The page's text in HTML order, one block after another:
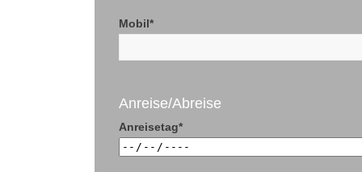
Mobil*
Anreise/Abreise
Anreisetag*